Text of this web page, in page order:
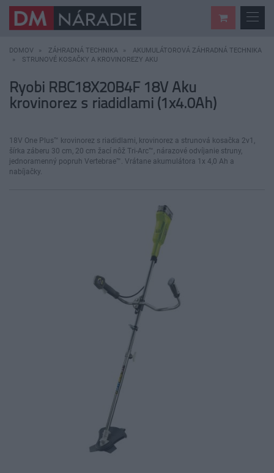
DOMOV ZÁHRADNÁ TECHNIKA
AKUMULÁTOROVÁ ZÁHRADNÁ TECHNIKA
STRUNOVÉ KOSAČKY A KROVINOREZY AKU
Ryobi RBC18X20B4F 18V Aku
krovinorez s riadidlami (1x4.0Ah)
18V One Plus™ krovinorez s riadidlami, krovinorez a strunová kosačka 2v1,
šírka záberu 30 cm, 20 cm žací nôž Tri-Arc™, nárazové odvíjanie struny,
jednoramenný popruh Vertebrae™. Vrátane akumulátora 1x 4,0 Ah a
nabíjačky.